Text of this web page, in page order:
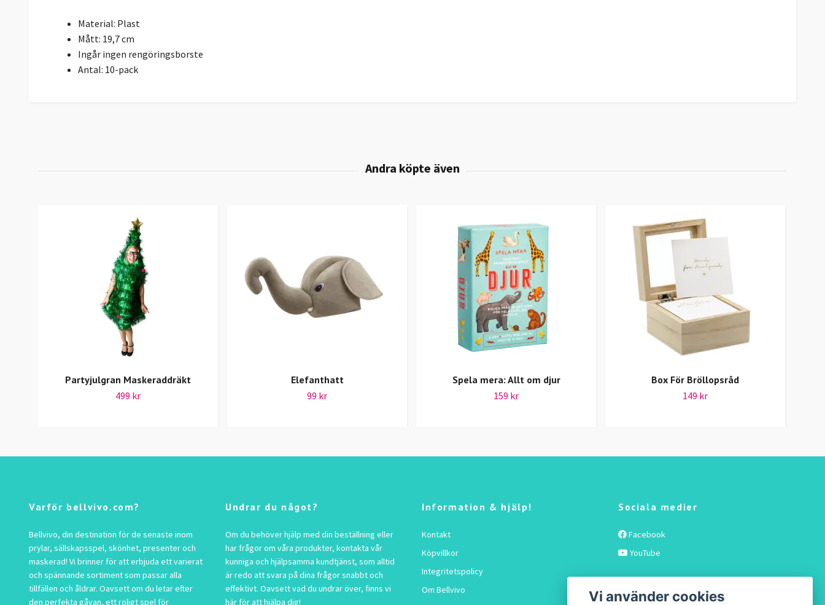
Material: Plast
Mått: 19,7 cm
Ingår ingen rengöringsborste
Antal: 10-pack
Partyjulgran Maskeraddräkt
499 kr
Elefanthatt
99 kr
Spela mera: Allt om djur
159 kr
Box För Bröllopsråd
149 kr
Varför bellvivo.com?
Bellvivo, din destination för de senaste inom
prylar, sällskapsspel, skönhet, presenter och
maskerad! Vi brinner för att erbjuda ett varierat
och spännande sortiment som passar alla
tillfällen och åldrar. Oavsett om du letar efter
den perfekta gåvan, ett roligt spel för
Undrar du något?
Om du behöver hjälp med din beställning eller
har frågor om våra produkter, kontakta vår
kunniga och hjälpsamma kundtjänst, som alltid
är redo att svara på dina frågor snabbt och
effektivt. Oavsett vad du undrar över, finns vi
här för att hjälpa dig!
Information & hjälp!
Kontakt
Köpvillkor
Integritetspolicy
Om Bellvivo
Sociala medier
Facebook
YouTube
Vi använder cookies